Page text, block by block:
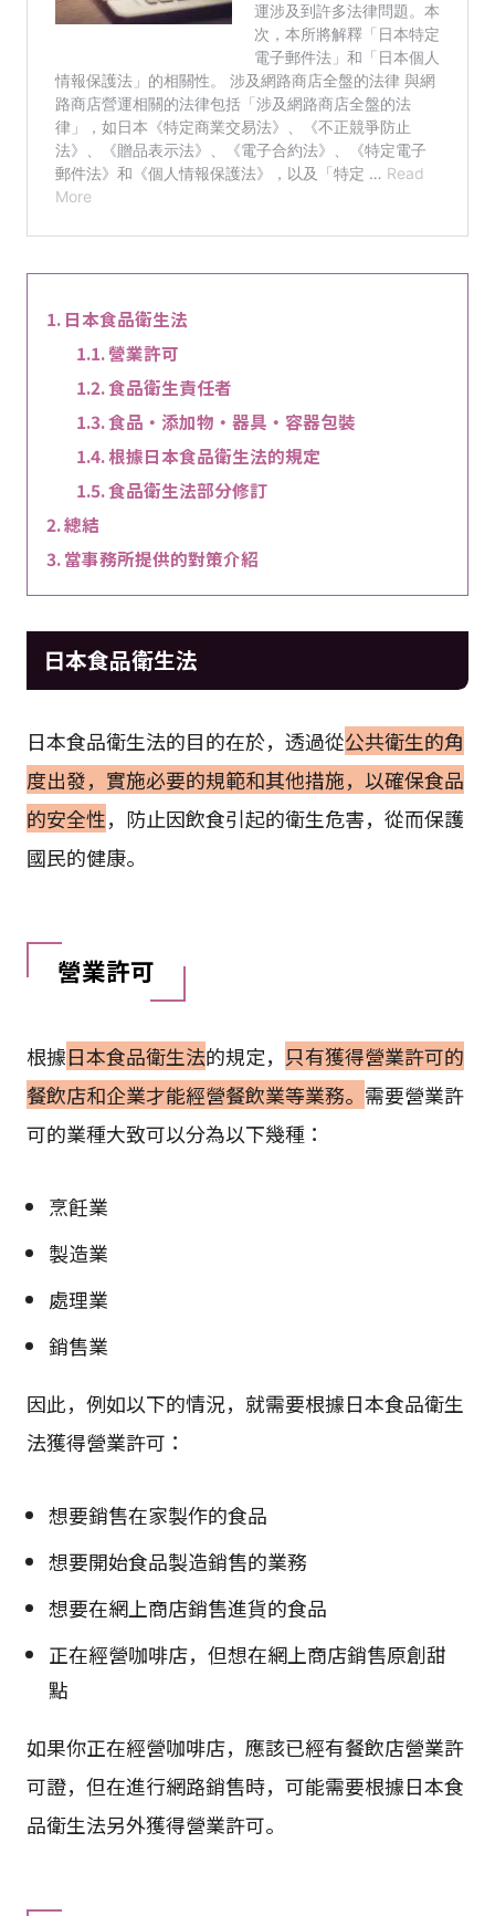
日本食品衛生法
營業許可
食品衛生責任者
食品・添加物・器具・容器包裝
根據日本食品衛生法的規定
食品衛生法部分修訂
總結
當事務所提供的對策介紹
日本食品衛生法
日本食品衛生法的目的在於，透過從公共衛生的角
度出發，實施必要的規範和其他措施，以確保食品
的安全性，防止因飲食引起的衛生危害，從而保護
國民的健康。
營業許可
根據日本食品衛生法的規定， 只有獲得營業許可的
餐飲店和企業才能經營餐飲業等業務。 需要營業許
可的業種大致可以分為以下幾種：
烹飪業
製造業
處理業
銷售業
因此，例如以下的情況，就需要根據日本食品衛生
法獲得營業許可：
想要銷售在家製作的食品
想要開始食品製造銷售的業務
想要在網上商店銷售進貨的食品
正在經營咖啡店，但想在網上商店銷售原創甜
點
如果你正在經營咖啡店，應該已經有餐飲店營業許
可證，但在進行網路銷售時，可能需要根據日本食
品衛生法另外獲得營業許可。